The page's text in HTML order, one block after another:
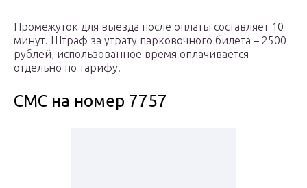
Промежуток для выезда после оплаты составляет 10
минут. Штраф за утрату парковочного билета – 2500
рублей, использованное время оплачивается
отдельно по тарифу.
СМС на номер 7757